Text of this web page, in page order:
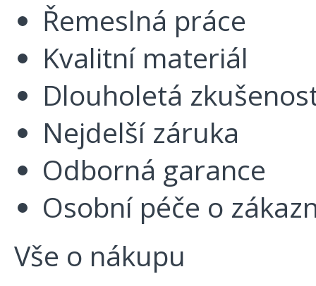
Řemeslná práce
Kvalitní materiál
Dlouholetá
Nejdelší záruka
Odborná garance
Osobní péče o
Vše o nákupu